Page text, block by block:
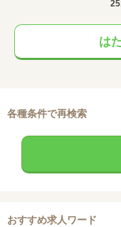
は
各種条件で再検索
おすすめ求人ワード